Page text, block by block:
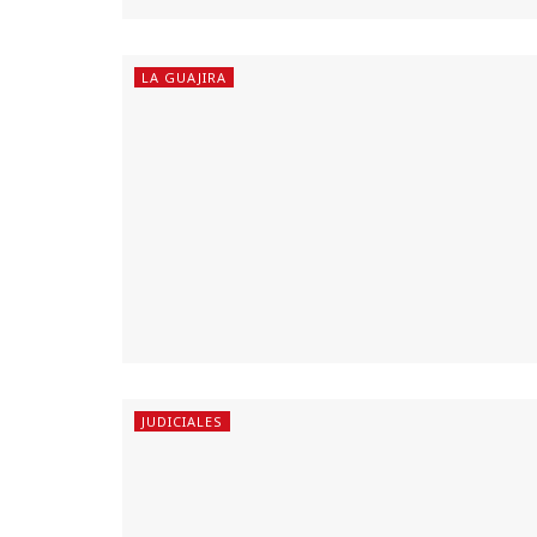
LA GUAJIRA
JUDICIALES